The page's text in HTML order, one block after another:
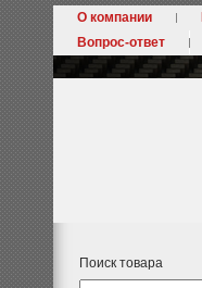
О компании
Вопрос-ответ
Поиск товара